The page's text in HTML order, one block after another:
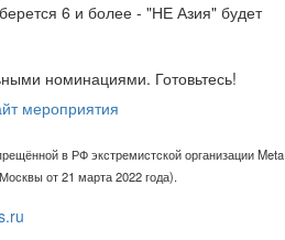
6 и более - "НЕ Азия" будет
номинациями. Готовьтесь!
мероприятия
в РФ экстремистской организации Meta
от 21 марта 2022 года).